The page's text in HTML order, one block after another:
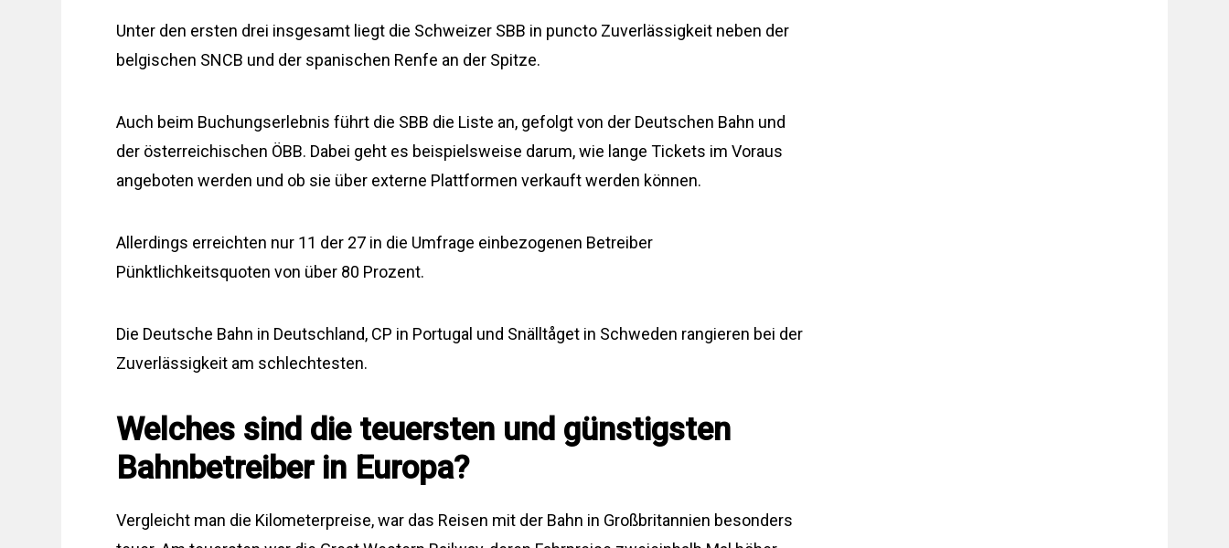
Unter den ersten drei insgesamt liegt die Schweizer SBB in puncto Zuverlässigkeit neben der
belgischen SNCB und der spanischen Renfe an der Spitze.
Auch beim Buchungserlebnis führt die SBB die Liste an, gefolgt von der Deutschen Bahn und
der österreichischen ÖBB. Dabei geht es beispielsweise darum, wie lange Tickets im Voraus
angeboten werden und ob sie über externe Plattformen verkauft werden können.
Allerdings erreichten nur 11 der 27 in die Umfrage einbezogenen Betreiber
Pünktlichkeitsquoten von über 80 Prozent.
Die Deutsche Bahn in Deutschland, CP in Portugal und Snälltåget in Schweden rangieren bei der
Zuverlässigkeit am schlechtesten.
Welches sind die teuersten und günstigsten
Bahnbetreiber in Europa?
Vergleicht man die Kilometerpreise, war das Reisen mit der Bahn in Großbritannien besonders